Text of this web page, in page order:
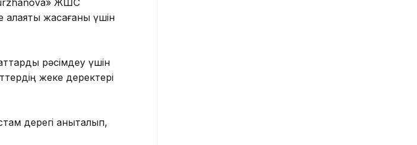
ЖШС
жасағаны үшін
рәсімдеу үшін
жеке деректері
дерегі анықталып,